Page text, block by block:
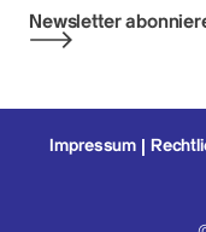
Newsletter
Impressum